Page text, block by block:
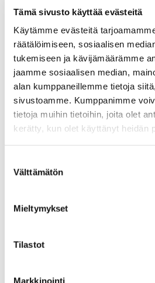
Tämä sivusto käyttää evästeitä
Käytämme evästeitä
räätälöimiseen, sosiaalisen
tukemiseen ja kävijämäärämme
jaamme sosiaalisen median,
alan kumppaneillemme tietoja
sivustoamme. Kumppanimme
tietoja muihin tietoihin, joita olet
kerätty, kun olet käyttänyt heidän
valinta
Välttämätön
Mieltymykset
Tilastot
Markkinointi
TUTUSTU ›
Säiliöpakastin Tefcold
Ulkomitat: (l) 1030 x (s) 650 x
(k) 571 mm.